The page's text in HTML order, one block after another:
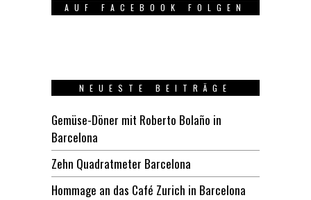
AUF FACEBOOK FOLGEN
NEUESTE BEITRÄGE
Gemüse-Döner mit Roberto Bolaño in
Barcelona
Zehn Quadratmeter Barcelona
Hommage an das Café Zurich in Barcelona